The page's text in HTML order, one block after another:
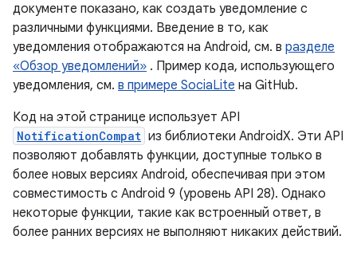
документе показано, как создать уведомление с
различными функциями. Введение в то, как
уведомления отображаются на Android, см. в разделе
«Обзор уведомлений» . Пример кода, использующего
уведомления, см. в примере SociaLite на GitHub.
Код на этой странице использует API
NotificationCompat из библиотеки AndroidX. Эти API
позволяют добавлять функции, доступные только в
более новых версиях Android, обеспечивая при этом
совместимость с Android 9 (уровень API 28). Однако
некоторые функции, такие как встроенный ответ, в
более ранних версиях не выполняют никаких действий.